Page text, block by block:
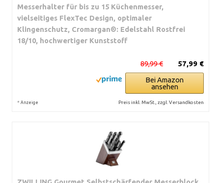
Messerhalter für bis zu 15 Küchenmesser,
vielseitiges FlexTec Design, optimaler
Klingenschutz, Cromargan®: Edelstahl Rostfrei
18/10, hochwertiger Kunststoff
57,99 €
89,99 €
Bei Amazon
ansehen
* Anzeige Preis inkl. MwSt., zzgl. Versandkosten